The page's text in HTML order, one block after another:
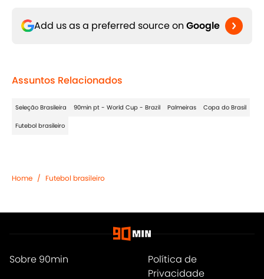
Add us as a preferred source on Google
Assuntos Relacionados
Seleção Brasileira 90min pt - World Cup - Brazil Palmeiras Copa do Brasil
Futebol brasileiro
Home / Futebol brasileiro
Sobre 90min
Política de
Privacidade